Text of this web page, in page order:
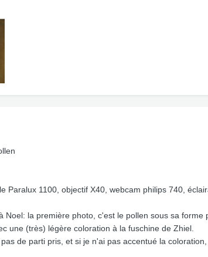
Paralux 1100, objectif X40, webcam philips 740,
Noel: la première photo, c'est le pollen sous sa
une (très) légère coloration à la fuschine de Zhiel.
de parti pris, et si je n'ai pas accentué la